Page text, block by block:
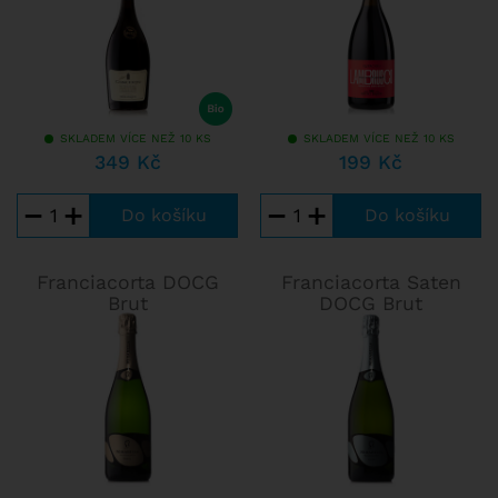
a Pinot Noir. Každá z uvedených apelací má svá specifická
pravidla pro výrobu šumivých vín, všechny ale garantují
podobné kvalitativní parametry vín, jako je ruční sběr
hroznů, redukce výnosů nebo minimální doba stárnutí vín
Cava je označení pro nejoblíbenější španělské šumivé víno.
Tradice výroby Cavy je stará zhruba 150 let a je pevně
spojena s Katalánskem, potažmo regionem Penedès.
vinařské oblasti a samozřejmě také tradiční kombinace
místních odrůd. Celá zóna disponuje 38 000 hektary vinic,
Cava kombinace tří odrůd Macabeo, Parellada a Xarel-lo. V
některých vínech pak najdete i některé další odrůdy. Cava
Cava bývá v chuti lehčí, na patře ucítíte tóny bílých květů a
ovoce jako je zelené jablko nebo hrušku. Víno je ideální
pro párování se všemi druhy aperitivů, salátů, lehkých
SKLADEM VÍCE NEŽ 10 KS
349 Kč
− +
SKLADEM VÍCE NEŽ 10 KS
199 Kč
− +
Franciacorta DOCG
Brut
Franciacorta Saten
DOCG Brut